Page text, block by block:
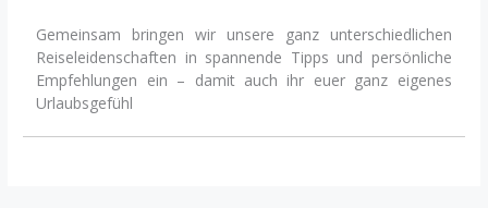
Gemeinsam bringen wir unsere ganz unterschiedlichen
Reiseleidenschaften in spannende Tipps und persönliche
Empfehlungen ein – damit auch ihr euer ganz eigenes
Urlaubsgefühl